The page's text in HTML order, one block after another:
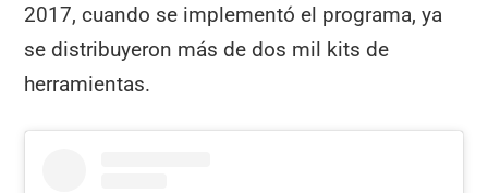
2017, cuando se implementó el programa, ya
se distribuyeron más de dos mil kits de
herramientas.